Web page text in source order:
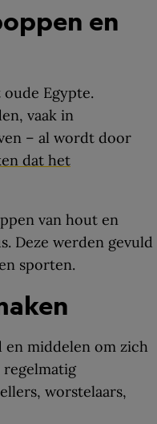
en
Egypte.
vaak in
– al wordt door
dat het
van hout en
Deze werden gevuld
sporten.
en middelen om zich
regelmatig
worstelaars,